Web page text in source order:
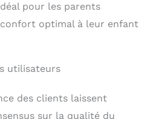
pour les parents
optimal à leur enfant
utilisateurs
des clients laissent
sur la qualité du